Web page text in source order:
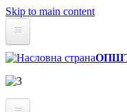
Skip to main content
Статут
Буџет
Информатор о раду